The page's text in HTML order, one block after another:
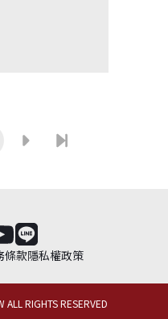
條款隱私權政策
ALL RIGHTS RESERVED